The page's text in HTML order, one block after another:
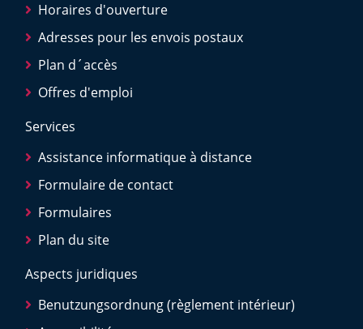
Horaires d'ouverture
Adresses pour les envois postaux
Plan d´accès
Offres d'emploi
Services
Assistance informatique à distance
Formulaire de contact
Formulaires
Plan du site
Aspects juridiques
Benutzungsordnung (règlement intérieur)